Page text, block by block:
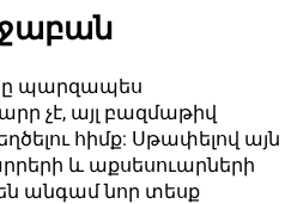
պարզապես
չէ, այլ բազմաթիվ
հիմք: Սթափելով այն
և աքսեսուարների
անգամ նոր տեսք